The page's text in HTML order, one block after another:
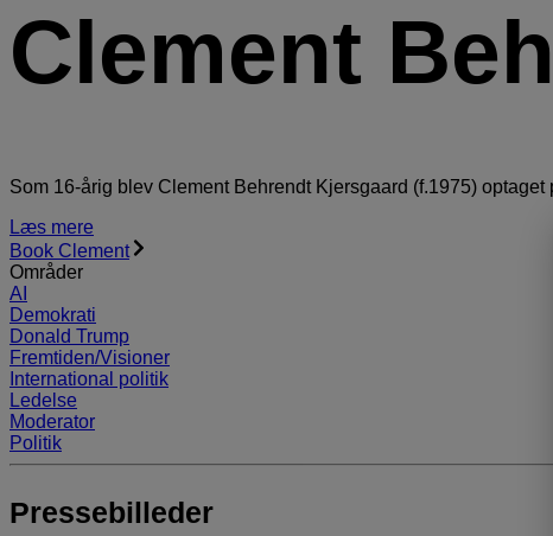
Clement
Som 16-årig blev Clement Behrendt Kjersgaard (f.1975)
Læs mere
Book Clement
Områder
AI
Demokrati
Donald Trump
Fremtiden/Visioner
International politik
Ledelse
Moderator
Politik
Pressebilleder